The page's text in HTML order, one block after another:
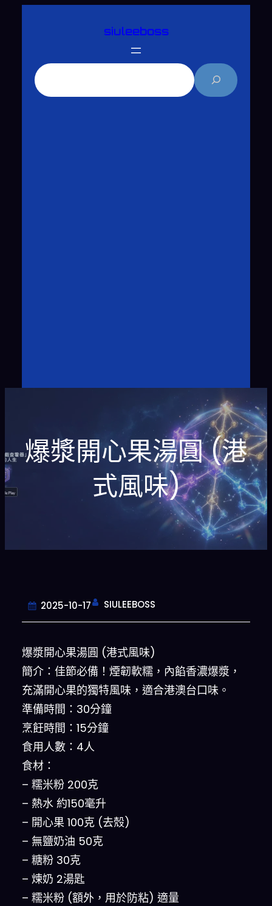
siuleeboss
爆漿開心果湯圓 (港
式風味)
2025-10-17 SIULEEBOSS
爆漿開心果湯圓 (港式風味)
簡介：佳節必備！煙韌軟糯，內餡香濃爆漿，
充滿開心果的獨特風味，適合港澳台口味。
準備時間：30分鐘
烹飪時間：15分鐘
食用人數：4人
食材：
– 糯米粉 200克
– 熱水 約150毫升
– 開心果 100克 (去殼)
– 無鹽奶油 50克
– 糖粉 30克
– 煉奶 2湯匙
– 糯米粉 (額外，用於防粘) 適量